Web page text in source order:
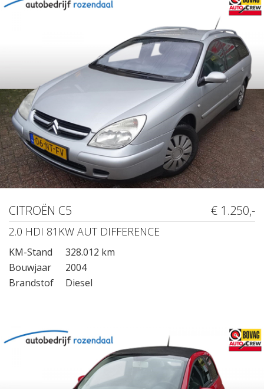
CITROËN C5 € 1.250,-
2.0 HDI 81KW AUT DIFFERENCE
KM-Stand
328.012 km
Bouwjaar
2004
Brandstof
Diesel